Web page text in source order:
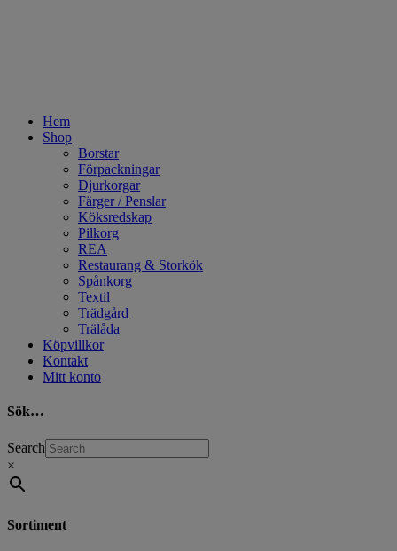
Hem
Shop
Borstar
Förpackningar
Djurkorgar
Färger / Penslar
Köksredskap
Pilkorg
REA
Restaurang & Storkök
Spånkorg
Textil
Trädgård
Trälåda
Köpvillkor
Kontakt
Mitt konto
Sök…
Search
×
Sortiment